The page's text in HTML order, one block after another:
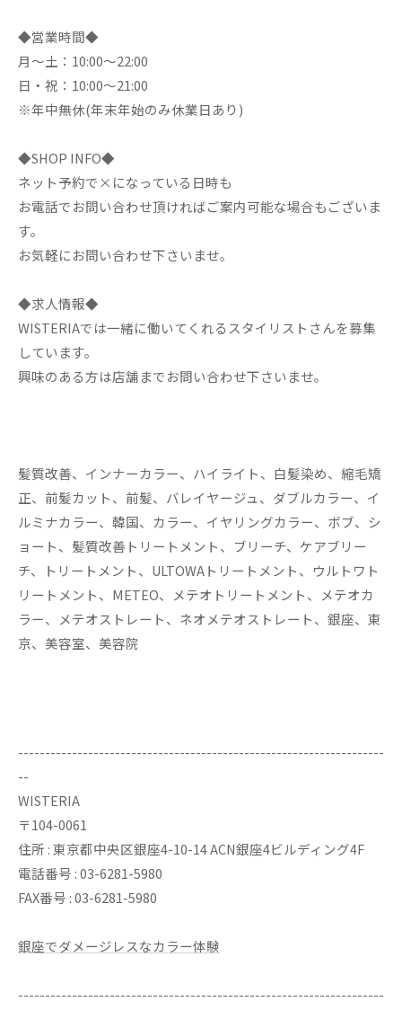
◆営業時間◆
月～土：10:00～22:00
日・祝：10:00～21:00
※年中無休(年末年始のみ休業日あり)
◆SHOP INFO◆
ネット予約で×になっている日時も
お電話でお問い合わせ頂ければご案内可能な場合もございま
す。
お気軽にお問い合わせ下さいませ。
◆求人情報◆
WISTERIAでは一緒に働いてくれるスタイリストさんを募集
しています。
興味のある方は店舗までお問い合わせ下さいませ。
髪質改善、インナーカラー、ハイライト、白髪染め、縮毛矯
正、前髪カット、前髪、バレイヤージュ、ダブルカラー、イ
ルミナカラー、韓国、カラー、イヤリングカラー、ボブ、シ
ョート、髪質改善トリートメント、ブリーチ、ケアブリー
チ、トリートメント、ULTOWAトリートメント、ウルトワト
リートメント、METEO、メテオトリートメント、メテオカ
ラー、メテオストレート、ネオメテオストレート、銀座、東
京、美容室、美容院
--------------------------------------------------------------------
--
WISTERIA
〒104-0061
住所 : 東京都中央区銀座4-10-14 ACN銀座4ビルディング4F
電話番号 : 03-6281-5980
FAX番号 : 03-6281-5980
銀座でダメージレスなカラー体験
--------------------------------------------------------------------